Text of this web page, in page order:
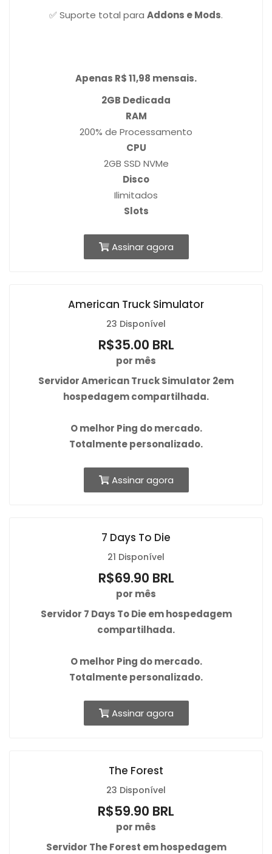
✅ Suporte total para Addons e Mods.
Apenas R$ 11,98 mensais.
2GB Dedicada
RAM
200% de Processamento
CPU
2GB SSD NVMe
Disco
Ilimitados
Slots
Assinar agora
American Truck Simulator
23 Disponível
R$35.00 BRL
por mês
Servidor American Truck Simulator 2em
hospedagem compartilhada.
Omelhor Ping do mercado.
Totalmente personalizado.
Assinar agora
7 Days To Die
21 Disponível
R$69.90 BRL
por mês
Servidor 7 Days To Die em hospedagem
compartilhada.
Omelhor Ping do mercado.
Totalmente personalizado.
Assinar agora
The Forest
23 Disponível
R$59.90 BRL
por mês
Servidor The Forest em hospedagem